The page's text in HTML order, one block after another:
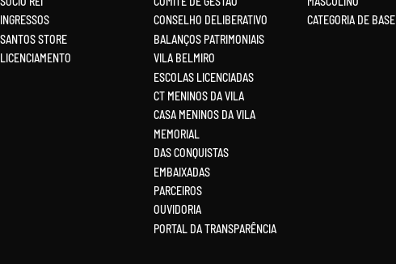
INGRESSOS
SANTOS STORE
LICENCIAMENTO
CONSELHO DELIBERATIVO
BALANÇOS PATRIMONIAIS
VILA BELMIRO
ESCOLAS LICENCIADAS
CT MENINOS DA VILA
CASA MENINOS DA VILA
MEMORIAL
DAS CONQUISTAS
EMBAIXADAS
PARCEIROS
OUVIDORIA
PORTAL DA TRANSPARÊNCIA
CATEGORIA DE BASE